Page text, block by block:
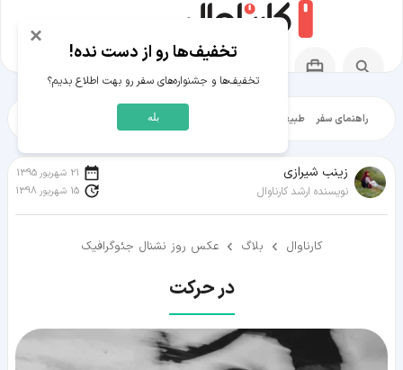
راهنمای سفر طبیعت‌گردی شهرگردی
زينب شيرازی
نویسنده ارشد کارناوال
21 شهریور 1395
15 شهریور 1398
کارناوال بلاگ عکس روز نشنال جئوگرافیک
در حرکت
×
تخفیف‌ها رو از دست نده!
تخفیف‌ها و جشنواره‌های سفر رو بهت اطلاع بدیم؟
بله